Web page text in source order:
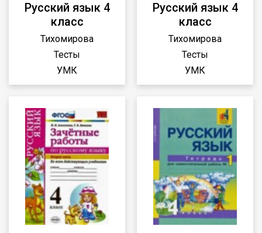
Русский язык 4
класс
Тихомирова
Тесты
УМК
Русский язык 4
класс
Тихомирова
Тесты
УМК